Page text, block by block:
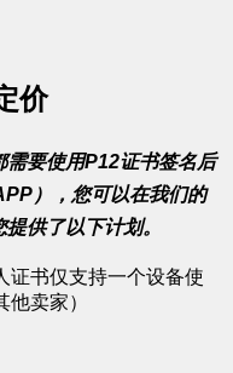
价
要使用P12证书签名后
），您可以在我们的
供了以下计划。
证书仅支持一个设备使
卖家）